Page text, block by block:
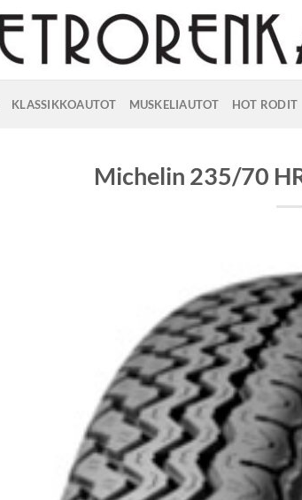
KLASSIKKOAUTOT MUSKELIAUTOT HOT RODIT
Michelin 235/70